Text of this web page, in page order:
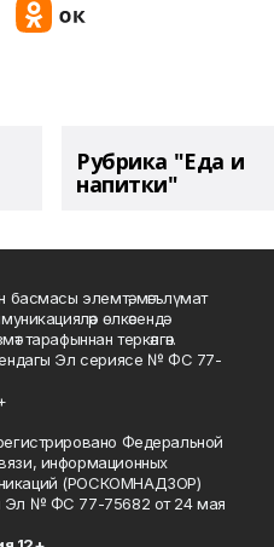
Рубрика "Еда и
напитки"
элемтә, мәгълүмат
өлкәсендә
тарафыннан теркәлгән.
Эл сериясе № ФС 77-
Федеральной
информационных
(РОСКОМНАДЗОР)
Эл № ФС 77-75682 от 24 мая